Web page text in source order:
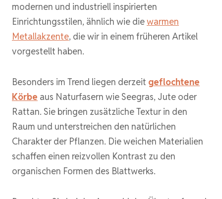
modernen und industriell inspirierten
Einrichtungsstilen, ähnlich wie diewarmen
Metallakzente, die wir in einem früheren Artikel
vorgestellt haben.
Besonders im Trend liegen derzeit geflochtene
Körbe aus Naturfasern wie Seegras, Jute oder
Rattan. Sie bringen zusätzliche Textur in den
Raum und unterstreichen den natürlichen
Charakter der Pflanzen. Die weichen Materialien
schaffen einen reizvollen Kontrast zu den
organischen Formen des Blattwerks.